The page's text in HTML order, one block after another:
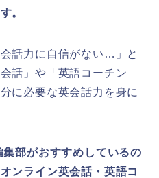
。
話力に自信がない…」と
話」や「英語コーチン
に必要な英会話力を身に
部がおすすめしているの
ンライン英会話・英語コ